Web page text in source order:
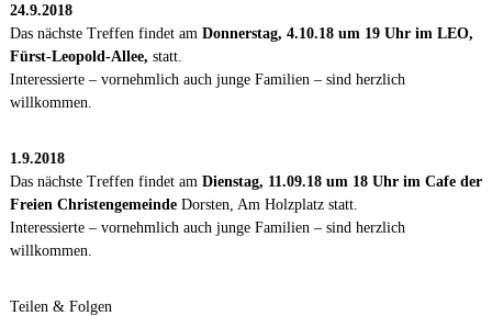
24.9.2018
Das nächste Treffen findet am Donnerstag, 4.10.18 um 19 Uhr im LEO,
Fürst-Leopold-Allee, statt.
Interessierte – vornehmlich auch junge Familien – sind herzlich
willkommen.
1.9.2018
Das nächste Treffen findet am Dienstag, 11.09.18 um 18 Uhr im Cafe der
Freien ChristengemeindeDorsten, Am Holzplatz statt.
Interessierte – vornehmlich auch junge Familien – sind herzlich
willkommen.
Teilen & Folgen